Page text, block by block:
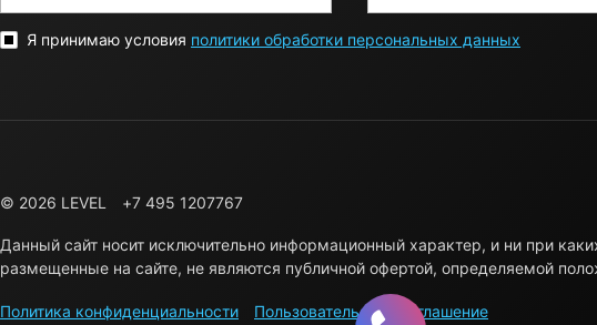
Я принимаю условия политики обработки персональных данных
© 2026 LEVEL +7 495 1207767
Данный сайт носит исключительно информационный характер, и ни при
размещенные на сайте, не являются публичной офертой, определяемой
Политика конфиденциальности Пользовательское соглашение